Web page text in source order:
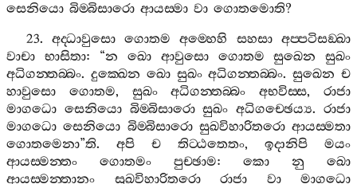
සෙනියො බිම‍්බිසාරො ආයස‍්මා වා ගොතමොති?
23. අද‍්ධාවුසො ගොතම අම‍්හෙහි සහසා අප‍්පටිසඞ‍්ඛා
වාචා
භාසිතා: “න ඛො ආවුසො ගොතම සුඛෙන
සුඛං
අධිගන‍්තබ‍්බං. දුක‍්ඛෙන ඛො සුඛං අධිගන‍්තබ‍්බං.සුඛෙන ච
හාවුසො
ගොතම, සුඛං අධිගන‍්තබ‍්බං අභවිස‍්ස,රාජා
මාගධො සෙනියො බිම‍්බිසාරො සුඛං අධිගච‍්ඡෙය්‍ය.රාජා
මාගධො සෙනියො බිම‍්බිසාරො සුඛවිහාරිතරො ආයස‍්මතා
ගොතමෙනා”ති. අපි ච තිට‍්ඨතෙතං, ඉදානිපි
මයං
ආයස‍්මන‍්තං
ගොතමං පුච‍්ඡාම:කො නු
ඛො
ආයස‍්මන‍්තානං
සුඛවිහාරිතරො රාජා වා
මාගධො